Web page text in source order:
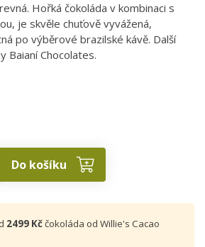
Hořká čokoláda v kombinaci s
je skvěle chuťově vyvážená,
po výběrové brazilské kávě. Další
Baianí Chocolates.
Do košíku
2499 Kččokoláda od Willie's Cacao